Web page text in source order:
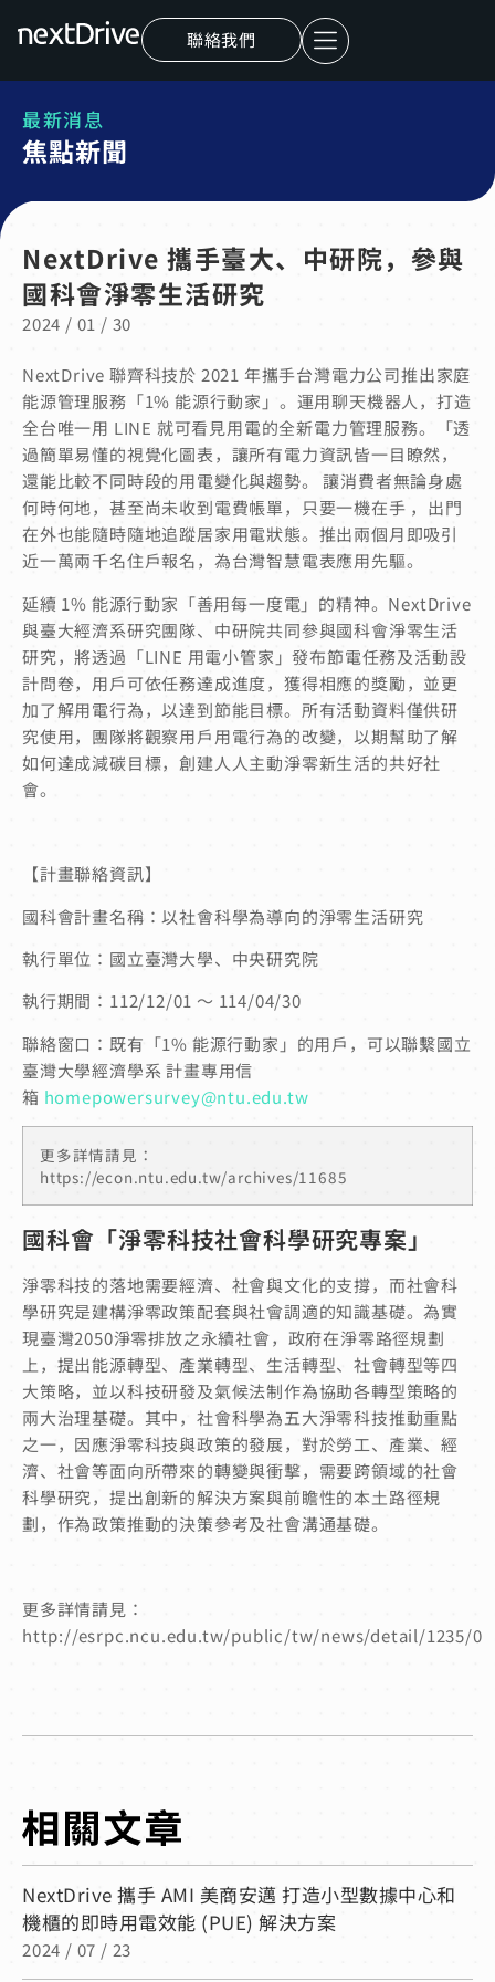
聯絡我們
最新消息
焦點新聞
NextDrive 攜手臺大、中研院，參與
國科會淨零生活研究
2024 / 01 / 30
NextDrive 聯齊科技於 2021 年攜手台灣電力公司推出家庭
能源管理服務「1% 能源行動家」。 運用聊天機器人，打造
全台唯一用 LINE 就可看見用電的全新電力管理服務。「透
過簡單易懂的視覺化圖表，讓所有電力資訊皆一目瞭然，
還能比較不同時段的用電變化與趨勢。 讓消費者無論身處
何時何地，甚至尚未收到電費帳單，只要一機在手 ，出門
在外也能隨時隨地追蹤居家用電狀態。推出兩個月即吸引
近一萬兩千名住戶報名，為台灣智慧電表應用先驅。
延續 1% 能源行動家「善用每一度電」的精神。NextDrive
與臺大經濟系研究團隊、中研院共同參與國科會淨零生活
研究，將透過「LINE 用電小管家」發布節電任務及活動設
計問卷，用戶可依任務達成進度，獲得相應的獎勵，並更
加了解用電行為，以達到節能目標。所有活動資料僅供研
究使用，團隊將觀察用戶用電行為的改變，以期幫助了解
如何達成減碳目標，創建人人主動淨零新生活的共好社
會。
【計畫聯絡資訊】
國科會計畫名稱：以社會科學為導向的淨零生活研究
執行單位：國立臺灣大學、中央研究院
執行期間：112/12/01 ～ 114/04/30
聯絡窗口：既有 「1% 能源行動家」的用戶，可以聯繫國立
臺灣大學經濟學系 計畫專用信
箱 homepowersurvey@ntu.edu.tw
更多詳情請見：
https://econ.ntu.edu.tw/archives/11685
國科會「淨零科技社會科學研究專案」
淨零科技的落地需要經濟、社會與文化的支撐， 而社會科
學研究是建構淨零政策配套與社會調適的知識基礎。為實
現臺灣2050淨零排放之永續社會，政府在淨零路徑規劃
上， 提出能源轉型、產業轉型、生活轉型、社會轉型等四
大策略， 並以科技研發及氣候法制作為協助各轉型策略的
兩大治理基礎。 其中，社會科學為五大淨零科技推動重點
之一， 因應淨零科技與政策的發展，對於勞工、產業、經
濟、 社會等面向所帶來的轉變與衝擊，需要跨領域的社會
科學研究， 提出創新的解決方案與前瞻性的本土路徑規
劃， 作為政策推動的決策參考及社會溝通基礎。
更多詳情請見：
http://esrpc.ncu.edu.tw/public/tw/news/detail/1235/0
NextDrive 攜手 AMI 美商安邁 打造小型數據中心和
機櫃的即時用電效能 (PUE) 解決方案
2024 / 07 / 23